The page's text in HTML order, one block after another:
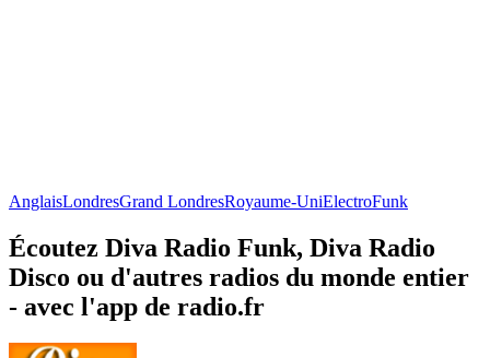
AnglaisLondresGrand LondresRoyaume-UniElectroFunk
Écoutez Diva Radio Funk, Diva Radio
Disco ou d'autres radios du monde entier
- avec l'app de radio.fr